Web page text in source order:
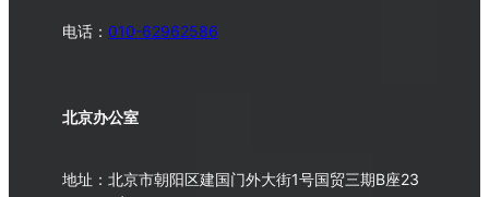
电话：010-62962586
北京办公室
地址：北京市朝阳区建国门外大街1号国贸三期B座23